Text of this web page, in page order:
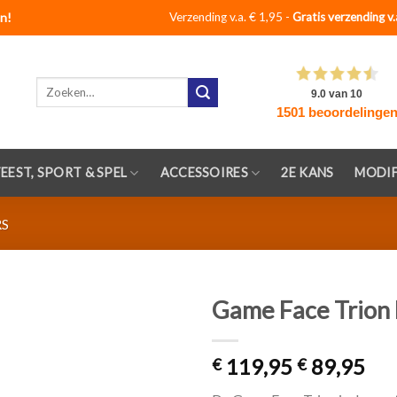
Verzending v.a. € 1,95 - Gratis verzending
Zoeken
SPORT & SPEL ACCESSOIRES 2E KANS
Game Face
€119,95 €89,95